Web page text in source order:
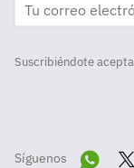
Suscribiéndote
Síguenos